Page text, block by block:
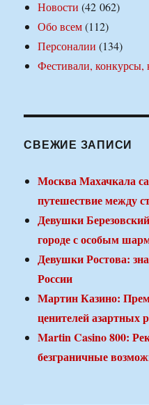
Новости (42 062)
Обо всем(112)
Персоналии (134)
Фестивали, конкурсы,
СВЕЖИЕ ЗАПИСИ
Москва Махачкала
путешествие между
Девушки
городе с особым
Девушки Ростова:
России
Мартин Казино:
ценителей азартных
Martin Casino 800:
безграничные